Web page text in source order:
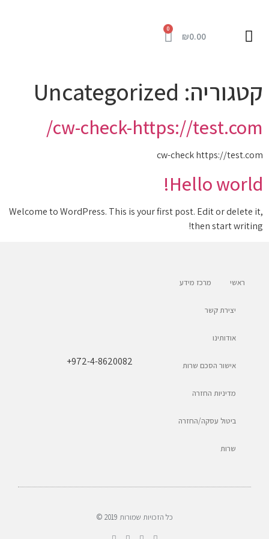
₪0.00
קטגוריה: Uncategorized
cw-check-https://test.com/
cw-check https://test.com
Hello world!
Welcome to WordPress. This is your first post. Edit or delete it,
then start writing!
ראשי מרכז מידע
יצירת קשר
אודותינו
אישור הסכם שרות
מדיניות החזרה
ביטול עסקה/החזרה
שרות
+972-4-8620082
כל הזכויות שמורות 2019 ©